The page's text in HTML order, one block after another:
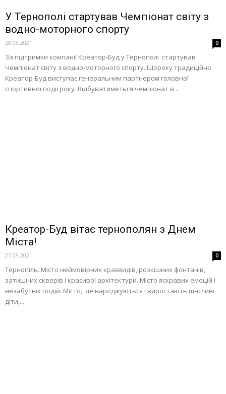
У Тернополі стартував Чемпіонат світу з
водно-моторного спорту
28.08.2021 0
За підтримки компанії Креатор-Буд у Тернополі стартував
Чемпіонат світу з водно-моторного спорту. Щороку традиційно
Креатор-Буд виступає генеральним партнером головної
спортивної події року. Відбуватиметься чемпіонат в...
Креатор-Буд вітає тернополян з Днем
Міста!
27.08.2021 0
Тернопіль. Місто неймовірних краєвидів, розкішних фонтанів,
затишних скверів і красивої архітектури. Місто яскравих емоцій і
незабутніх подій. Місто, де народжуються і виростають щасливі
діти,...